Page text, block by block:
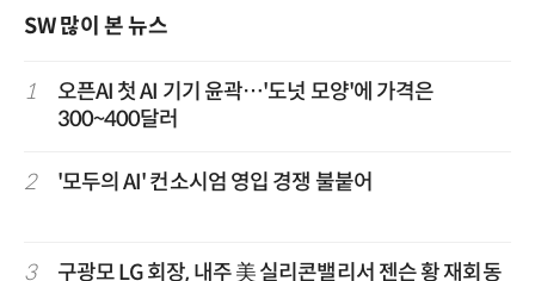
SW 많이 본 뉴스
1
오픈AI 첫 AI 기기 윤곽…'도넛 모양'에 가격은
300~400달러
2 '모두의 AI' 컨소시엄 영입 경쟁 불붙어
3 구광모 LG 회장, 내주 美 실리콘밸리서 젠슨 황 재회동